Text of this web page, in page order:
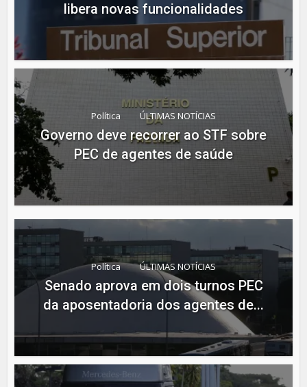
libera novas funcionalidades
Política ÚLTIMAS NOTÍCIAS
Governo deve recorrer ao STF sobre
PEC de agentes de saúde
Política ÚLTIMAS NOTÍCIAS
Senado aprova em dois turnos PEC
da aposentadoria dos agentes de...